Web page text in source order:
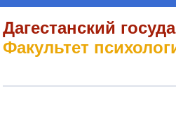
Дагестанский
Факультет